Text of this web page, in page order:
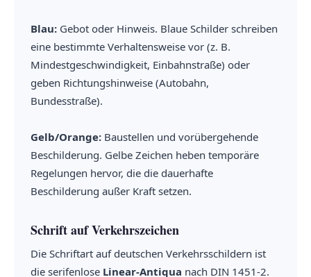
Blau: Gebot oder Hinweis. Blaue Schilder schreiben
eine bestimmte Verhaltensweise vor (z. B.
Mindestgeschwindigkeit, Einbahnstraße) oder
geben Richtungshinweise (Autobahn,
Bundesstraße).
Gelb/Orange: Baustellen und vorübergehende
Beschilderung. Gelbe Zeichen heben temporäre
Regelungen hervor, die die dauerhafte
Beschilderung außer Kraft setzen.
Schrift auf Verkehrszeichen
Die Schriftart auf deutschen Verkehrsschildern ist
die serifenlose Linear-Antiqua nach DIN 1451-2.